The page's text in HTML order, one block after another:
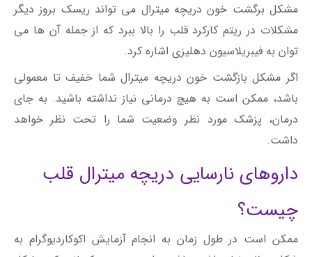
مشکل برگشت خون دریچه میترال می تواند ریسک بروز دیگر
مشکلات در ریتم کارکرد قلب را بالا ببرد که از جمله آن ها می
توان به فیبریلاسیون دهلیزی اشاره کرد.
اگر مشکل بازگشت خون دریچه میترال شما خفیف تا معمولی
باشد، ممکن است به هیچ درمانی نیاز نداشته باشید. به جای
درمان، پزشک مورد نظر وضعیت شما را تحت نظر خواهد
داشت.
داروهای نارسایی دریچه میترال قلب
چیست؟
ممکن است در طول زمان به انجام آزمایش اکوکاردیوگرام به